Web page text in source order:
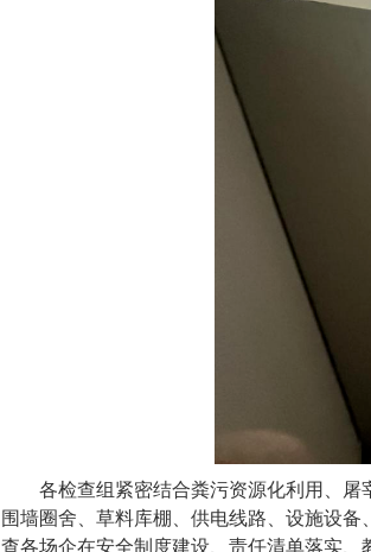
各检查组紧密结合粪污资源化利用、
围墙圈舍、草料库棚、供电线路、设施设
查各场企在安全制度建设、责任清单落实